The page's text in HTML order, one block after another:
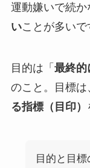
運動嫌いで続か
いことが多いで
目的は「 最終的
のこと。目標は
る指標（目印）
目的と目